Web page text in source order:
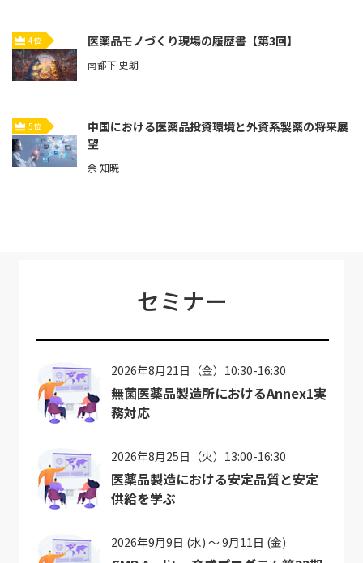
4位 医薬品モノづくり現場の履歴書【第3回】
南都下 史朗
5位
中国における医薬品投資環境と外資系製薬の将来展
望
余 知暁
セミナー
2026年8月21日（金）10:30-16:30
無菌医薬品製造所におけるAnnex1実
務対応
2026年8月25日（火）13:00-16:30
医薬品製造における安定品質と安定
供給を学ぶ
2026年9月9日 (水) ～ 9月11日 (金)